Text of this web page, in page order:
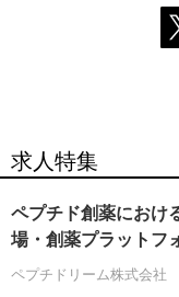
求人特集
ペプチド創薬におけ
場・創薬プラットフ
ペプチドリーム株式会社